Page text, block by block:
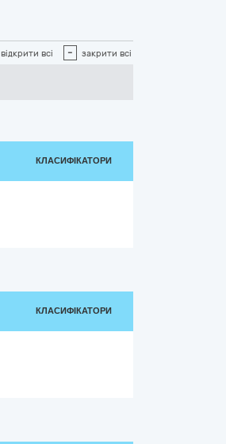
відкрити всі - закрити всі
КЛАСИФІКАТОРИ
КЛАСИФІКАТОРИ